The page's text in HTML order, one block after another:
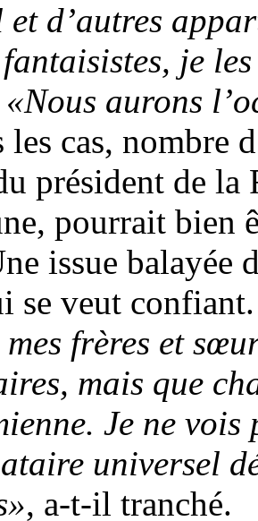
et d’autres
je
«Nous aurons
les cas, nombre
président de la
pourrait bien
issue balayée
se veut
frères et
mais que
Je ne
universel
, a-t-il tranché.